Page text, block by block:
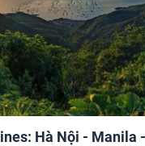
Hà Nội - Manila